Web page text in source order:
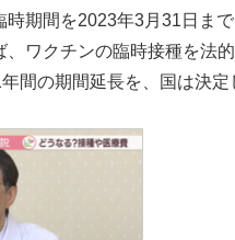
期間を2023年3月31日ま
、ワクチンの臨時接種を法
間の期間延長を、国は決定